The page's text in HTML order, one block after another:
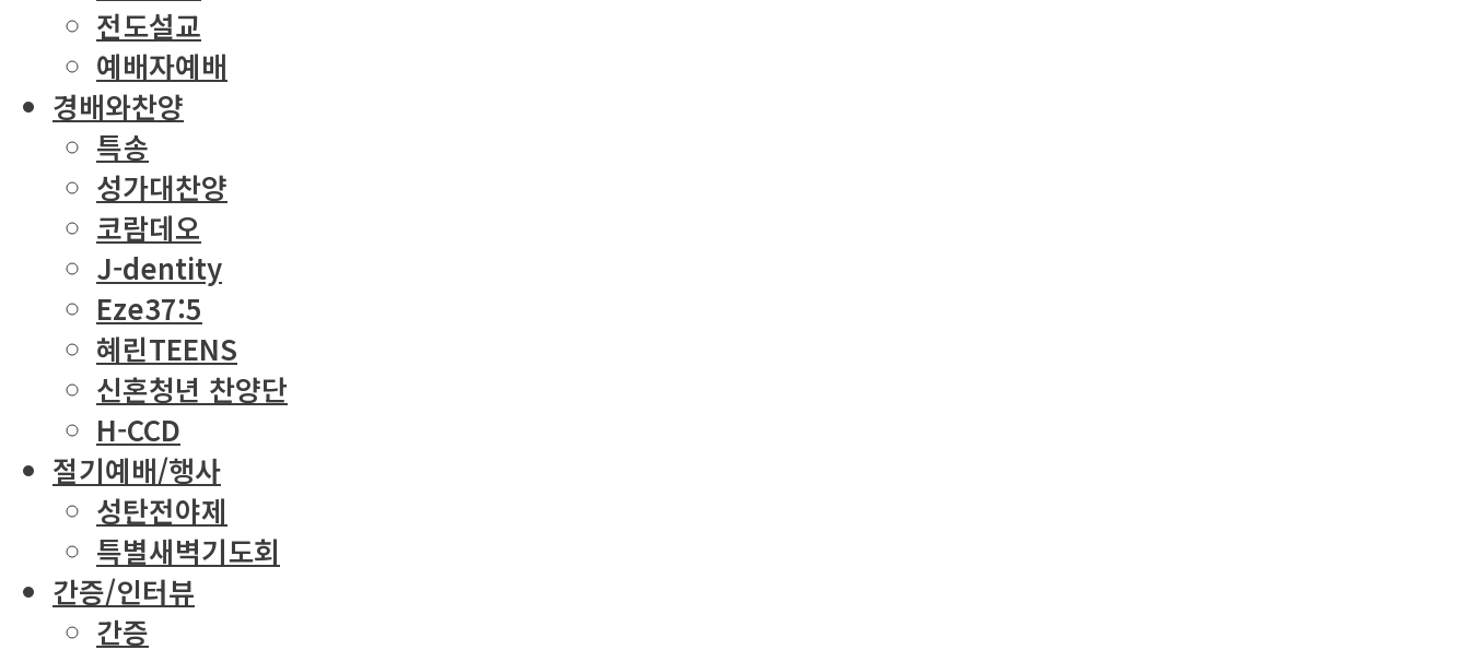
전도설교
예배자예배
경배와찬양
특송
성가대찬양
코람데오
J-dentity
Eze37:5
혜린TEENS
신혼청년 찬양단
H-CCD
절기예배/행사
성탄전야제
특별새벽기도회
간증/인터뷰
간증